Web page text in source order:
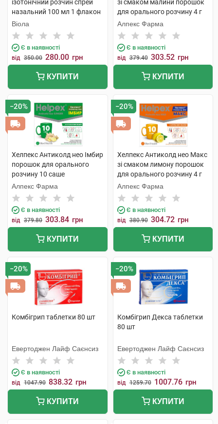
ізотонічний розчин спрей
назальний 100 мл 1 флакон
Віола
Є в наявності
від 350.00 280.00 грн
КУПИТИ
зі смаком малини порошок
для орального розчину 4 г
10 саше
Алпекс Фарма
Є в наявності
від 379.40 303.52 грн
КУПИТИ
−20%
Хелпекс Антиколд нео Імбир
порошок для орального
розчину 10 саше
Алпекс Фарма
Є в наявності
від 379.80 303.84 грн
КУПИТИ
−20%
Хелпекс Антиколд нео Макс
зі смаком лимону порошок
для орального розчину 4 г
10 саше
Алпекс Фарма
Є в наявності
від 380.90 304.72 грн
КУПИТИ
−20%
Комбігрип таблетки 80 шт
Евертоджен Лайф Саєнсиз
Є в наявності
від 1047.90 838.32 грн
КУПИТИ
−20%
Комбігрип Декса таблетки
80 шт
Евертоджен Лайф Саєнсиз
Є в наявності
від 1259.70 1007.76 грн
КУПИТИ